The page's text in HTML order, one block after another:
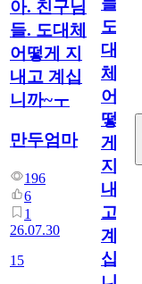
아. 친구님
들. 도대체
어떻게 지
내고 계십
니까~ㅜ
만두엄마
196
6
1
26.07.30
15
도
대
체
어
떻
게
지
내
고
계
십